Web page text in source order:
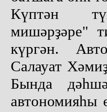
Күптән
мишәрҙәре"
күргән.
Салауат
Бында
автономияһы